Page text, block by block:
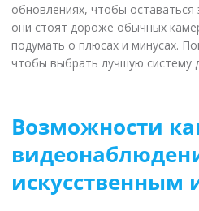
обновлениях, чтобы
они стоят дороже обычных
подумать о плюсах и минусах.
чтобы выбрать лучшую систему
Возможности
искусственным